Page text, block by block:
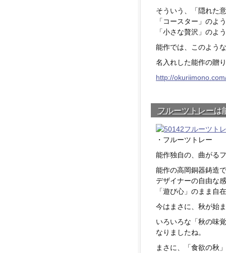
そういう、「隠れた
「コースター」のよ
「小さな贅沢」のよ
能作では、このよう
名入れした能作の贈
http://
フルーツトレーは
・フルーツトレー
能作独自の、曲がる
能作の高岡銅器鋳造
デザイナーの自由な
「遊び心」のまま自
今はまさに、秋が始
いろいろな「秋の味
なりましたね。
まさに、「食欲の秋